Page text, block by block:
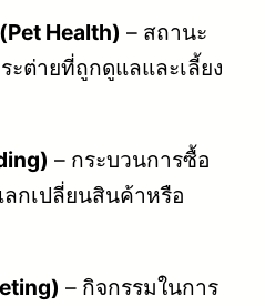
Health) – สถานะ
ต่ายที่ถูกดูแลและเลี้ยง
– กระบวนการซื้อ
กเปลี่ยนสินค้าหรือ
– กิจกรรมในการ